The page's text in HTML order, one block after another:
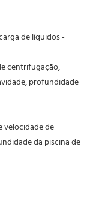
de líquidos -
centrifugação,
profundidade
velocidade de
da piscina de